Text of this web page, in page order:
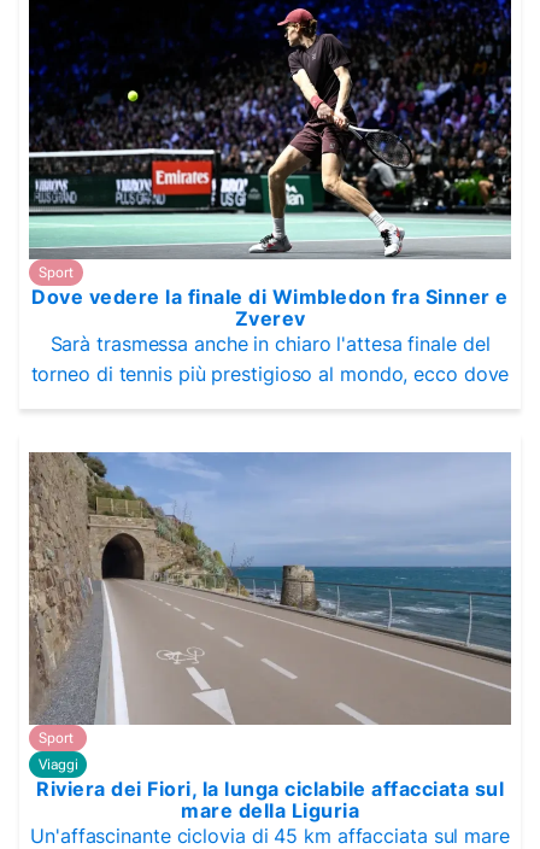
Sport
Dove vedere la finale di Wimbledon fra Sinner e
Zverev
Sarà trasmessa anche in chiaro l'attesa finale del
torneo di tennis più prestigioso al mondo, ecco dove
Sport
Viaggi
Riviera dei Fiori, la lunga ciclabile affacciata sul
mare della Liguria
Un'affascinante ciclovia di 45 km affacciata sul mare